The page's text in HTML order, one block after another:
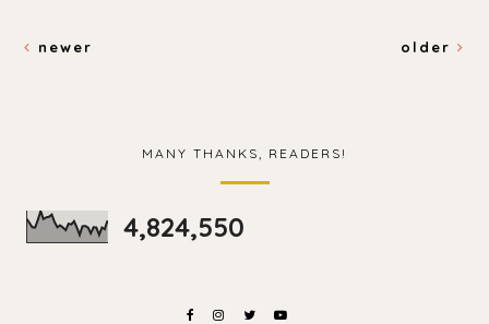
newer older
MANY THANKS, READERS!
4,824,550